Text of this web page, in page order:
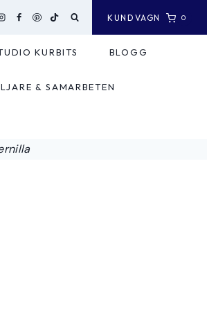
KUNDVAGN 0
KURBITS BLOGG
& SAMARBETEN